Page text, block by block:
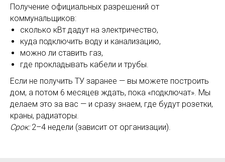
Получение официальных разрешений от
коммунальщиков:
сколько кВт дадут на электричество,
куда подключить воду и канализацию,
можно ли ставить газ,
где прокладывать кабели и трубы.
Если не получить ТУ заранее — вы можете построить
дом, а потом 6 месяцев ждать, пока «подключат». Мы
делаем это за вас — и сразу знаем, где будут розетки,
краны, радиаторы.
Срок:2–4 недели (зависит от организации).